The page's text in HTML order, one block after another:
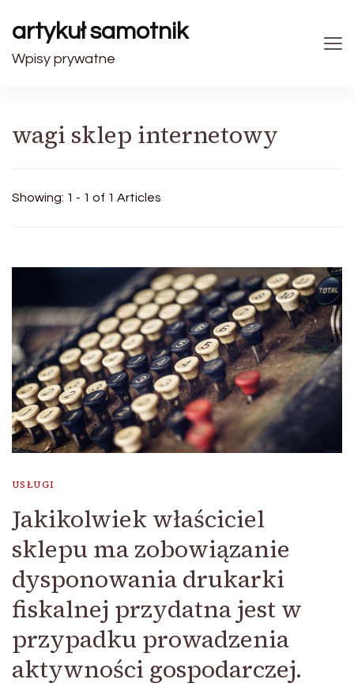
artykuł samotnik
Wpisy prywatne
wagi sklep internetowy
Showing: 1 - 1 of 1 Articles
USŁUGI
Jakikolwiek właściciel
sklepu ma zobowiązanie
dysponowania drukarki
fiskalnej przydatna jest w
przypadku prowadzenia
aktywności gospodarczej.